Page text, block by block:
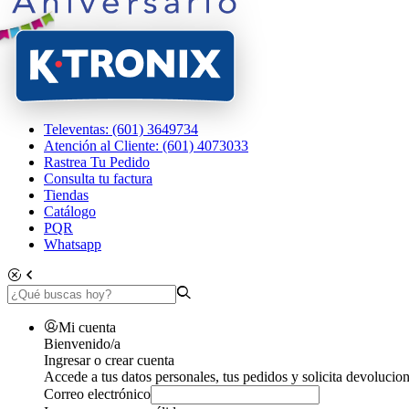
Televentas: (601) 3649734
Atención al Cliente: (601) 4073033
Rastrea Tu Pedido
Consulta tu factura
Tiendas
Catálogo
PQR
Whatsapp
Mi cuenta
Bienvenido/a
Ingresar o crear cuenta
Accede a tus datos personales, tus pedidos y solicita
Correo electrónico